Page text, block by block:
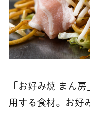
「お好み焼 まん
用する食材。お好